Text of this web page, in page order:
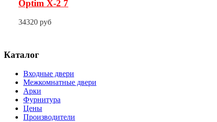
Optim X-2 7
34320 руб
Каталог
Входные двери
Межкомнатные двери
Арки
Фурнитура
Цены
Производители